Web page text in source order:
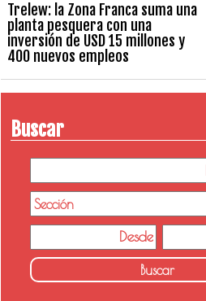
Trelew: la Zona Franca suma una
planta pesquera con una
inversión de USD 15 millones y
400 nuevos empleos
Buscar